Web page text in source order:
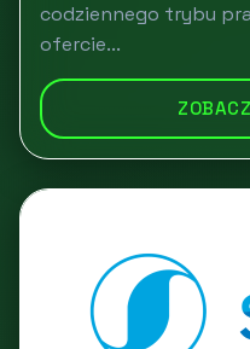
codziennego trybu
ofercie...